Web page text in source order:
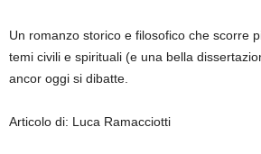
Un romanzo storico e filosofico che scorre
temi civili e spirituali (e una bella
ancor oggi si dibatte.
Articolo di: Luca Ramacciotti